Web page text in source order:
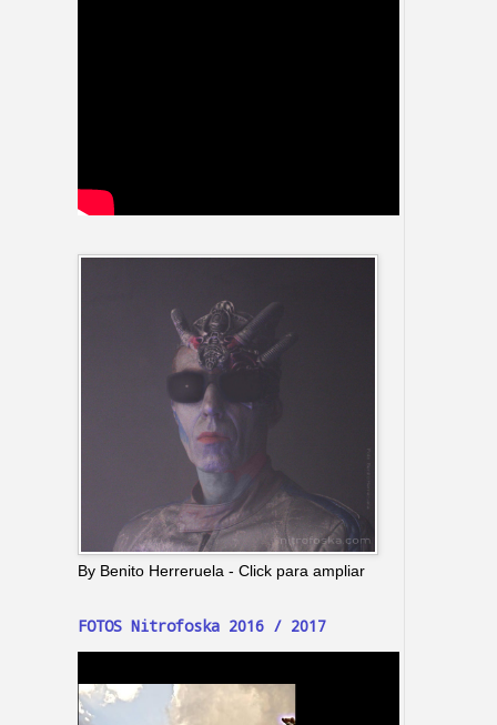
By Benito Herreruela - Click para ampliar
FOTOS Nitrofoska 2016 / 2017